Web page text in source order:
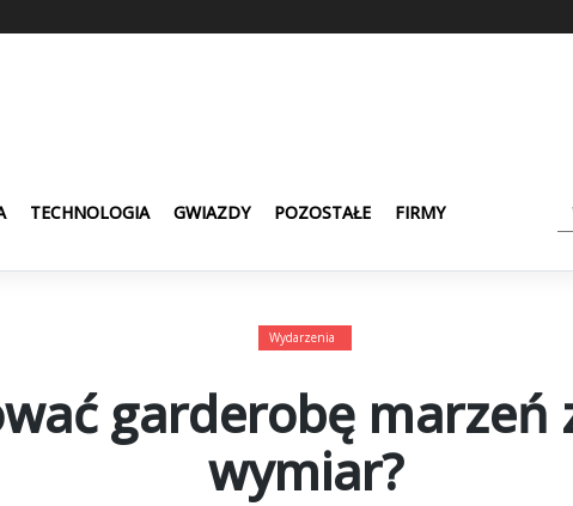
TECHNOLOGIA GWIAZDY POZOSTAŁE FIRMY
Wydarzenia
garderobę marzeń
wymiar?